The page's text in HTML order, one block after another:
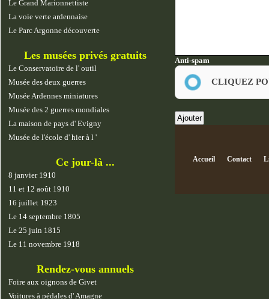
Le Grand Marionnettiste
La voie verte ardennaise
Le Parc Argonne découverte
Les musées privés gratuits
Le Conservatoire de l' outil
Musée des deux guerres
Musée Ardennes miniatures
Musée des 2 guerres mondiales
La maison de pays d' Evigny
Musée de l'école d' hier à l '
Ce jour-là ...
8 janvier 1910
11 et 12 août 1910
16 juillet 1923
Le 14 septembre 1805
Le 25 juin 1815
Le 11 novembre 1918
Rendez-vous annuels
Foire aux oignons de Givet
Voitures à pédales d' Amagne
Anti-spam
CLIQUEZ
Accueil Contact